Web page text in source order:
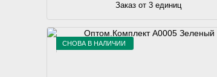
Заказ от 3 единиц
СНОВА В НАЛИЧИИ